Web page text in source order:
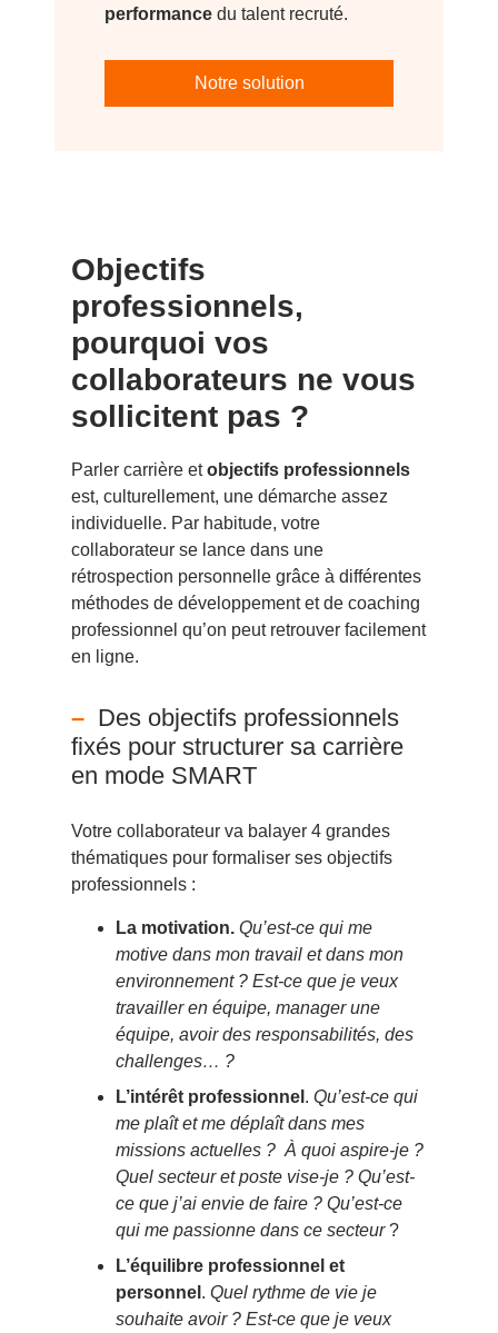
performance du talent recruté.
Notre solution
Objectifs
professionnels,
pourquoi vos
collaborateurs ne vous
sollicitent pas ?
Parler carrière etobjectifs professionnels
est, culturellement, une démarche assez
individuelle. Par habitude, votre
collaborateur se lance dans une
rétrospection personnelle grâce à différentes
méthodes de développement et de coaching
professionnel qu’on peut retrouver facilement
en ligne.
Des objectifs professionnels
fixés pour structurer sa carrière
en mode SMART
Votre collaborateur va balayer 4 grandes
thématiques pour formaliser ses objectifs
professionnels :
La motivation. Qu’est-ce qui me
motive dans mon travail et dans mon
environnement ? Est-ce que je veux
travailler en équipe, manager une
équipe, avoir des responsabilités, des
challenges… ?
L’intérêt professionnel . Qu’est-ce qui
me plaît et me déplaît dans mes
missions actuelles ? À quoi aspire-je ?
Quel secteur et poste vise-je ? Qu’est-
ce que j’ai envie de faire ? Qu’est-ce
qui me passionne dans ce secteur?
L’équilibre professionnel et
personnel . Quel rythme de vie je
souhaite avoir ? Est-ce que je veux